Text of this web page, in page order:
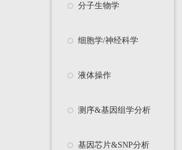
分子生物学
细胞学/神经科学
液体操作
测序&基因组学分析
基因芯片&SNP分析